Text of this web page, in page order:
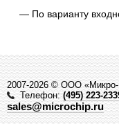
По варианту
2007-2026 © ООО
Телефон:(495) 223-
sales@microchip.ru